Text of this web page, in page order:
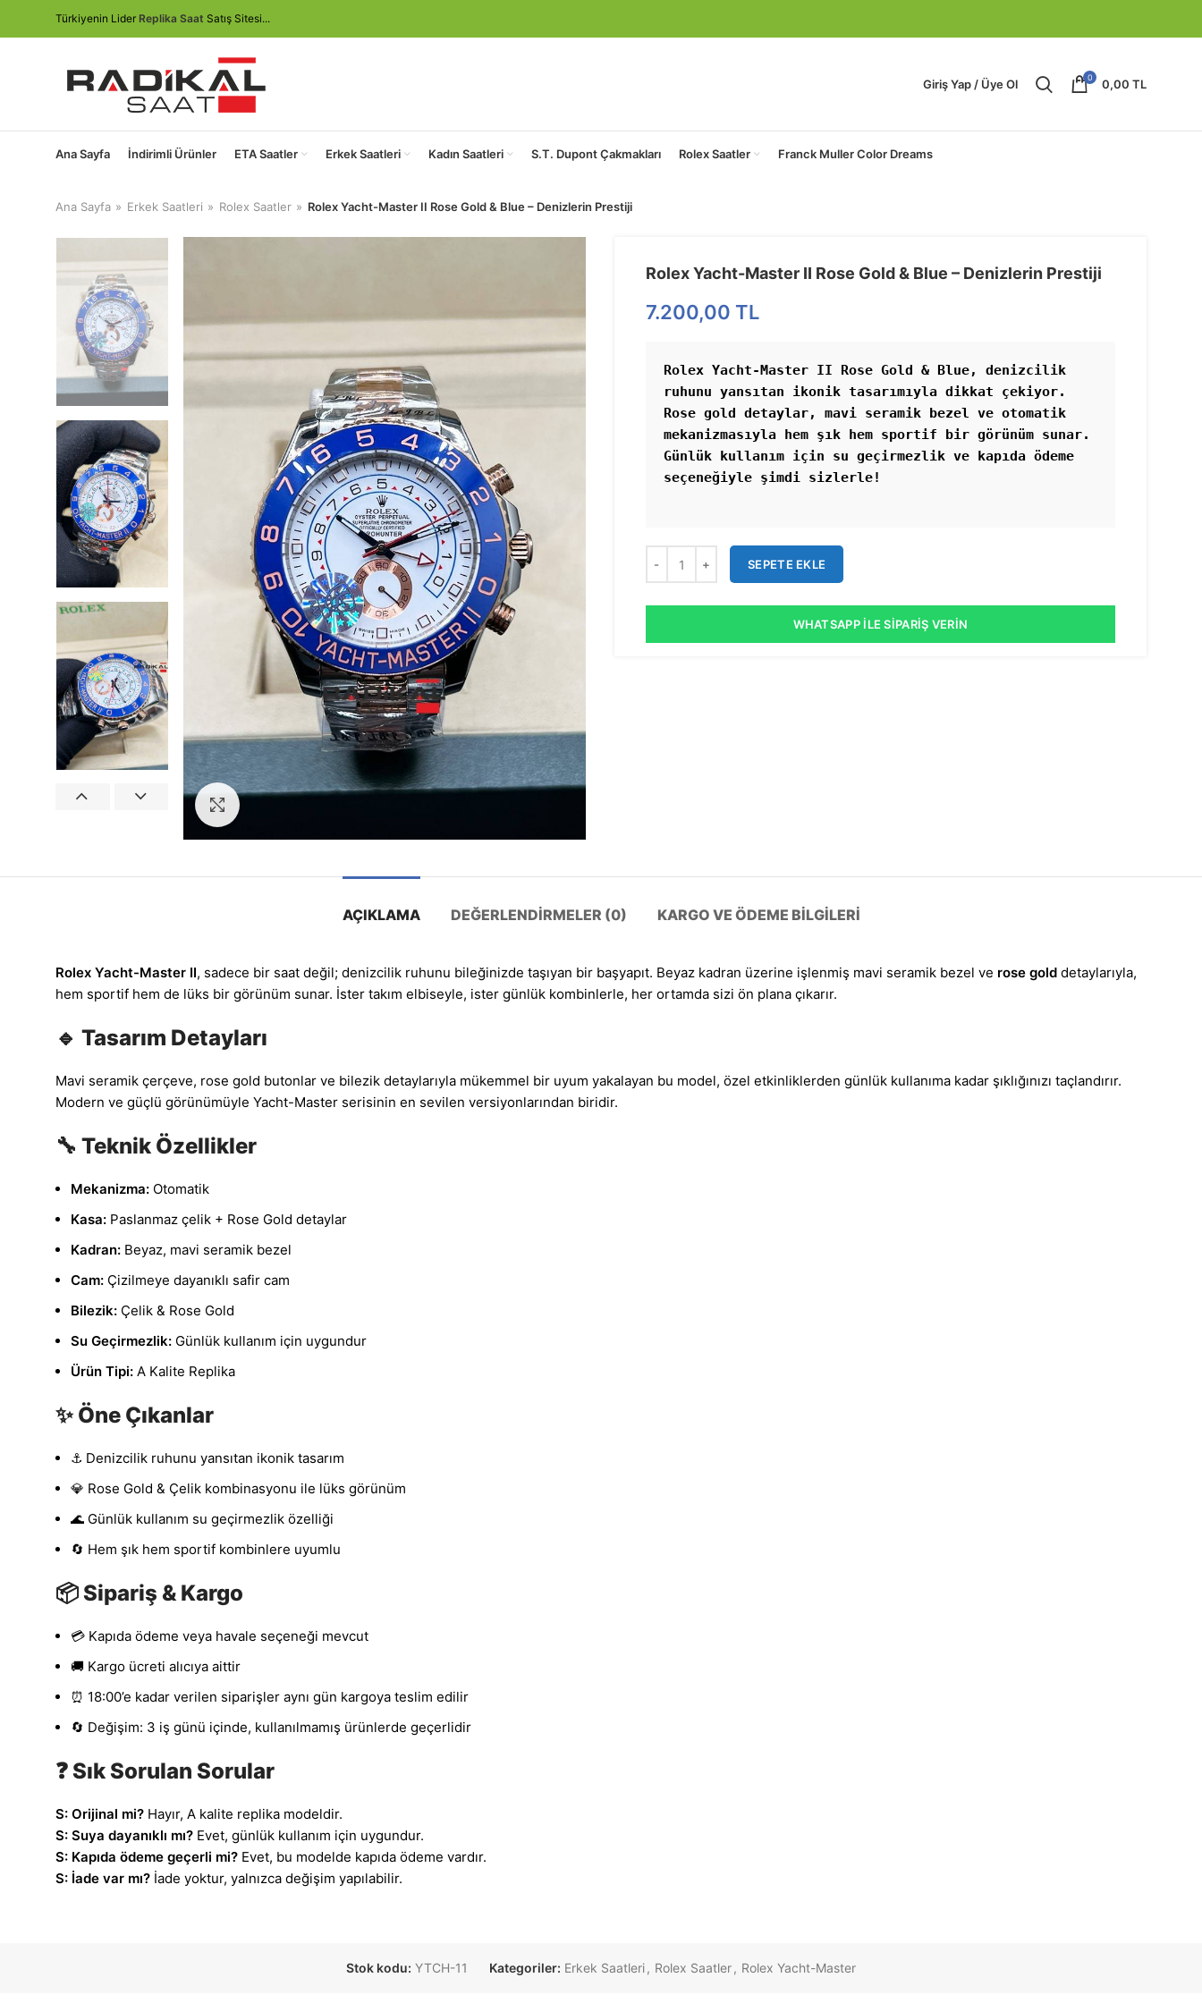
Türkiyenin Lider Replika Saat Satış Sitesi...
Giriş Yap / Üye Ol 0 0,00 TL
Ana Sayfa İndirimli Ürünler ETA Saatler Erkek Saatleri Kadın Saatleri S.T. Dupont Çakmakları Rolex Saatler Franck Muller Color Dreams
Ana Sayfa Erkek Saatleri Rolex Saatler Rolex Yacht-Master II Rose Gold & Blue – Denizlerin Prestiji
Rolex Yacht-Master II Rose Gold & Blue – Denizlerin Prestiji
7.200,00 TL
Rolex Yacht-Master II Rose Gold & Blue, denizcilik
ruhunu yansıtan ikonik tasarımıyla dikkat çekiyor.
Rose gold detaylar, mavi seramik bezel ve otomatik
mekanizmasıyla hem şık hem sportif bir görünüm sunar.
Günlük kullanım için su geçirmezlik ve kapıda ödeme
SEPETE EKLE
WHATSAPP İLE SIPARIŞ VERIN
AÇIKLAMA DEĞERLENDIRMELER (0) KARGO VE ÖDEME BILGILERI
Rolex Yacht-Master II, sadece bir saat değil; denizcilik ruhunu bileğinizde taşıyan bir başyapıt. Beyaz kadran üzerine işlenmiş mavi seramik bezel ve rose gold detaylarıyla,
hem sportif hem de lüks bir görünüm sunar. İster takım elbiseyle, ister günlük kombinlerle, her ortamda sizi ön plana çıkarır.
🔹 Tasarım Detayları
Mavi seramik çerçeve, rose gold butonlar ve bilezik detaylarıyla mükemmel bir uyum yakalayan bu model, özel etkinliklerden günlük kullanıma kadar şıklığınızı taçlandırır.
Modern ve güçlü görünümüyle Yacht-Master serisinin en sevilen versiyonlarından biridir.
🔧 Teknik Özellikler
Mekanizma: Otomatik
Kasa: Paslanmaz çelik + Rose Gold detaylar
Kadran: Beyaz, mavi seramik bezel
Cam: Çizilmeye dayanıklı safir cam
Bilezik: Çelik & Rose Gold
Su Geçirmezlik: Günlük kullanım için uygundur
Ürün Tipi: A Kalite Replika
✨ Öne Çıkanlar
⚓ Denizcilik ruhunu yansıtan ikonik tasarım
💎 Rose Gold & Çelik kombinasyonu ile lüks görünüm
🌊 Günlük kullanım su geçirmezlik özelliği
🔄 Hem şık hem sportif kombinlere uyumlu
📦 Sipariş & Kargo
💳 Kapıda ödeme veya havale seçeneği mevcut
🚚 Kargo ücreti alıcıya aittir
⏰ 18:00’e kadar verilen siparişler aynı gün kargoya teslim edilir
🔄 Değişim: 3 iş günü içinde, kullanılmamış ürünlerde geçerlidir
❓ Sık Sorulan Sorular
S: Orijinal mi? Hayır, A kalite replika modeldir.
S: Suya dayanıklı mı? Evet, günlük kullanım için uygundur.
S: Kapıda ödeme geçerli mi? Evet, bu modelde kapıda ödeme vardır.
S: İade var mı? İade yoktur, yalnızca değişim yapılabilir.
Stok kodu: YTCH-11 Kategoriler: Erkek Saatleri , Rolex Saatler , Rolex Yacht-Master